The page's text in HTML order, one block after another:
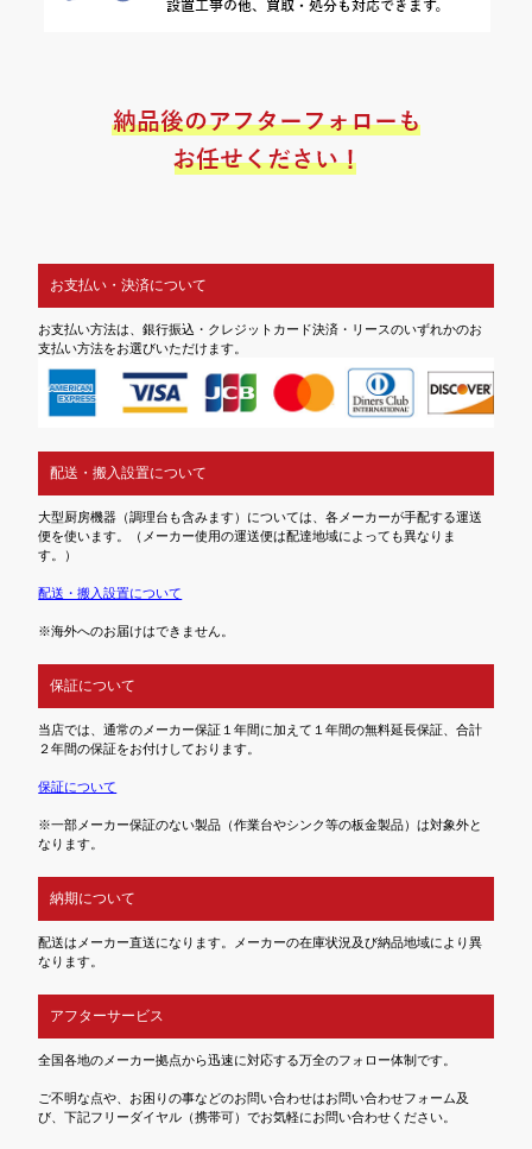
お支払い・決済について
お支払い方法は、銀行振込・クレジットカード決済・リースのいずれかのお
支払い方法をお選びいただけます。
配送・搬入設置について
大型厨房機器（調理台も含みます）については、各メーカーが手配する運送
便を使います。（メーカー使用の運送便は配達地域によっても異なりま
す。）
配送・搬入設置について
※海外へのお届けはできません。
保証について
当店では、通常のメーカー保証１年間に加えて１年間の無料延長保証、合計
２年間の保証をお付けしております。
保証について
※一部メーカー保証のない製品（作業台やシンク等の板金製品）は対象外と
なります。
納期について
配送はメーカー直送になります。メーカーの在庫状況及び納品地域により異
なります。
アフターサービス
全国各地のメーカー拠点から迅速に対応する万全のフォロー体制です。
ご不明な点や、お困りの事などのお問い合わせはお問い合わせフォーム及
び、下記フリーダイヤル（携帯可）でお気軽にお問い合わせください。